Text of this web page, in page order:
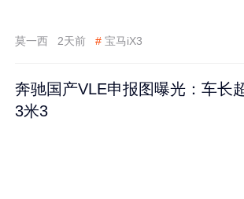
莫一西 2天前 # 宝马iX3
奔驰国产VLE申报图曝光：车长
3米3